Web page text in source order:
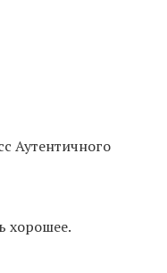
Аутентичного
хорошее.